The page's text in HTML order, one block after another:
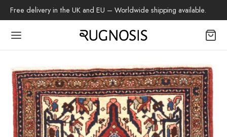
Free delivery in the UK and EU – Worldwide shipping available.
Back